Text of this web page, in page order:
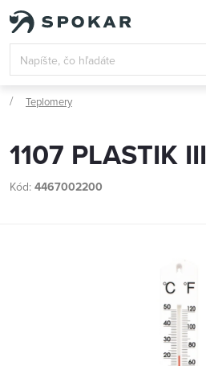
Prejsť
obsah
Teplomery
1107 PLASTIK III
Kód: 4467002200